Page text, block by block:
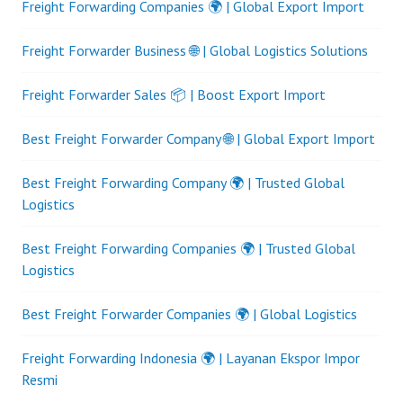
Freight Forwarding Companies 🌍 | Global Export Import
Freight Forwarder Business 🌐 | Global Logistics Solutions
Freight Forwarder Sales 📦 | Boost Export Import
Best Freight Forwarder Company 🌐 | Global Export Import
Best Freight Forwarding Company 🌍 | Trusted Global
Logistics
Best Freight Forwarding Companies 🌍 | Trusted Global
Logistics
Best Freight Forwarder Companies 🌍 | Global Logistics
Freight Forwarding Indonesia 🌍 | Layanan Ekspor Impor
Resmi